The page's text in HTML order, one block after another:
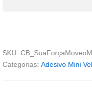
SKU:
Categorias: Adesivo Mini